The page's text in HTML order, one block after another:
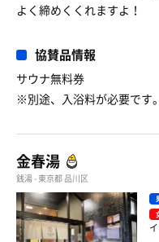
よく締めくくれますよ！
協賛品情報
サウナ無料券
※別途、入浴料が必要です。
金春湯
銭湯 - 東京都 品川区